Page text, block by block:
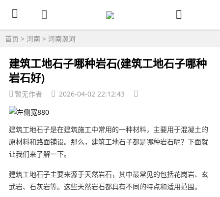
首页 > 河南 > 河南漯河
建筑工地石子哪种岩石(建筑工地石子哪种
岩石好)
暂无作者 2026-04-02 22:12:43
建筑工地石子是在建筑施工中常用的一种材料，主要用于混凝土的
原材料和路面铺设。那么，建筑工地石子都是哪种岩石呢？下面就
让我们来了解一下。
建筑工地石子主要来源于天然岩石，其中最常见的包括花岗岩、玄
武岩、石灰岩等。这些天然岩石都具有不同的特点和适用范围。